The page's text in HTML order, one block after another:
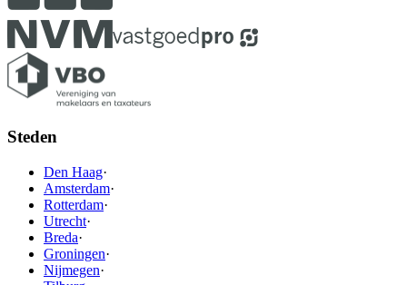
Steden
Den Haag·
Amsterdam·
Rotterdam·
Utrecht·
Breda·
Groningen·
Nijmegen·